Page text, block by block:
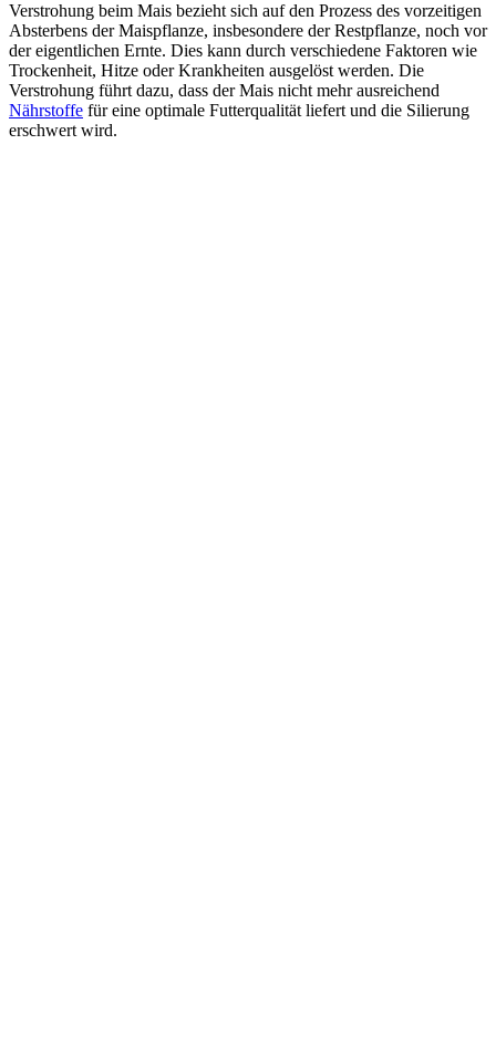
Verstrohung beim Mais bezieht sich auf den Prozess des vorzeitigen
Absterbens der Maispflanze, insbesondere der Restpflanze, noch vor
der eigentlichen Ernte. Dies kann durch verschiedene Faktoren wie
Trockenheit, Hitze oder Krankheiten ausgelöst werden. Die
Verstrohung führt dazu, dass der Mais nicht mehr ausreichend
Nährstoffe für eine optimale Futterqualität liefert und die Silierung
erschwert wird.